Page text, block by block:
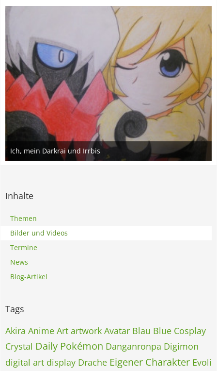
8
Ich, mein Darkrai und Irrbis
7. April 2015
Inhalte
Themen
Bilder und Videos
Termine
News
Blog-Artikel
Tags
Akira Anime Art artwork Avatar Blau Blue Cosplay
Crystal Daily Pokémon Danganronpa Digimon
digital art display Drache Eigener Charakter Evoli